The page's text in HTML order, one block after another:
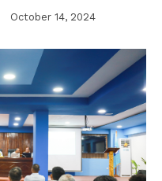
October 14, 2024